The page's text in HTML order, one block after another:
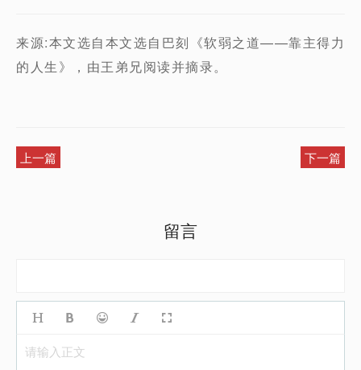
来源:本文选自本文选自巴刻《软弱之道——靠主得力
的人生》，由王弟兄阅读并摘录。
上一篇 下一篇
留言
请输入正文